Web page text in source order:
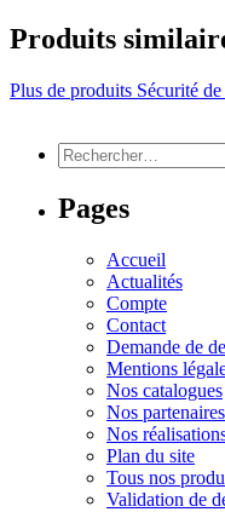
Produits
Plus de produits Sécurité
Rechercher :
Pages
Accueil
Actualités
Compte
Contact
Demande de
Mentions
Nos catalogues
Nos partenaires
Nos
Plan du site
Tous nos
Validation de